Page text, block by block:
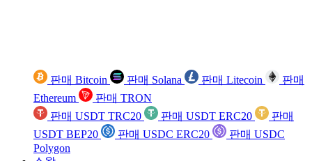
판매 Bitcoin 판매 Solana 판매 Litecoin
판매
Ethereum
판매 TRON
판매 USDT TRC20
판매 USDT ERC20
판매
USDT BEP20
판매 USDC ERC20
판매 USDC
Polygon